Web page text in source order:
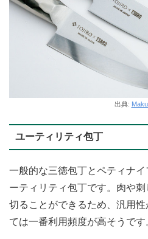
出典:
ユーティリティ包丁
一般的な三徳包丁とペティナ
ーティリティ包丁です。肉や
切ることができるため、汎用
ては一番利用頻度が高そうです